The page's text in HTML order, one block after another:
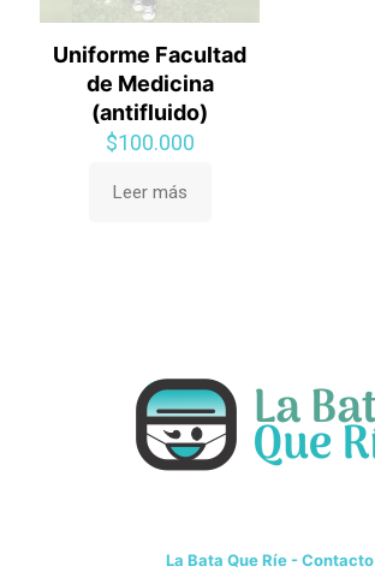
Uniforme Facultad
de Medicina
(antifluido)
$100.000
Leer más
La Bata Que Ríe - Contacto